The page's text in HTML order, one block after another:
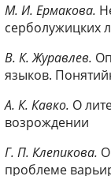
М. И. Ермакова.
серболужицких
В. К. Журавлев.
языков.
А. К. Кавко. О
возрождении
Г. П. Клепикова.
проблеме